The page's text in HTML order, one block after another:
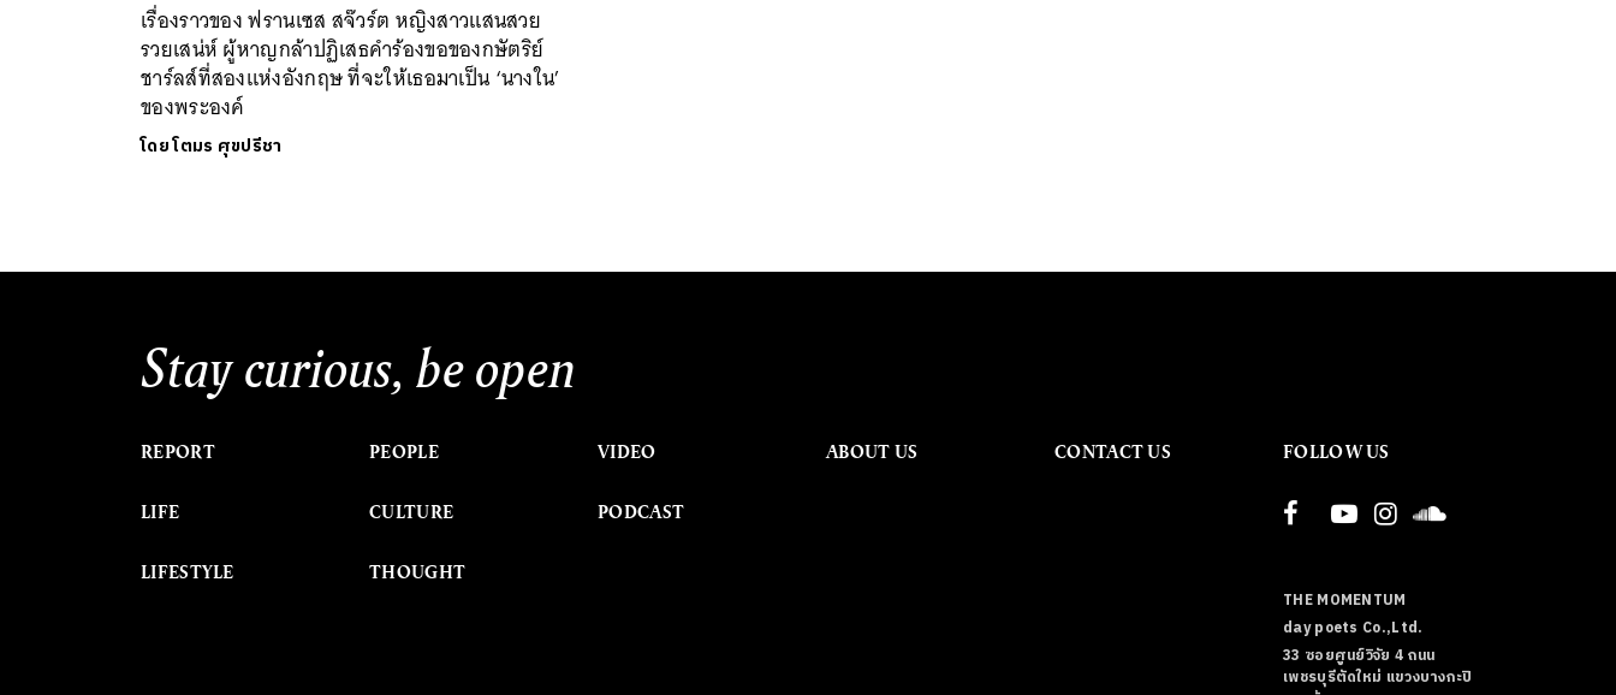
เรื่องราวของ ฟรานเซส สจ๊วร์ต หญิงสาวแสนสวย
รวยเสน่ห์ ผู้หาญกล้าปฏิเสธคำร้องขอของกษัตริย์
ชาร์ลส์ที่สองแห่งอังกฤษ ที่จะให้เธอมาเป็น ‘นางใน’
ของพระองค์
โดยโตมร ศุขปรีชา
Stay curious, be open
REPORT
LIFE
LIFESTYLE
PEOPLE
CULTURE
THOUGHT
VIDEO
PODCAST
ABOUT US CONTACT US FOLLOW US
THE MOMENTUM
day poets Co.,Ltd.
33 ซอยศูนย์วิจัย 4 ถนน
เพชรบุรีตัดใหม่ แขวงบางกะปิ